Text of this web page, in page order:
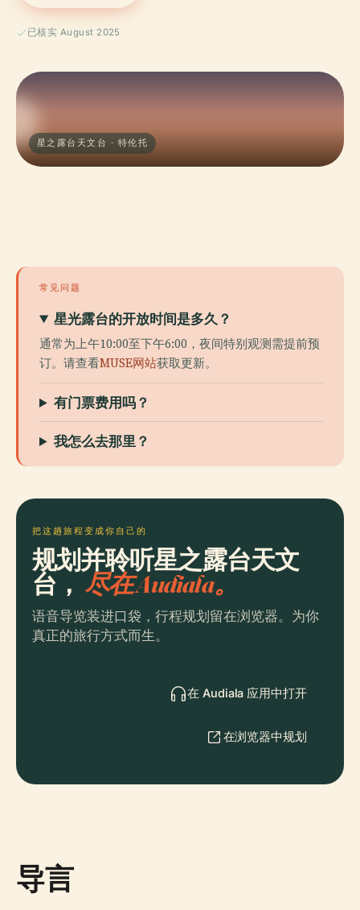
已核实 August 2025
星之露台天文台 · 特伦托
常见问题
星光露台的开放时间是多久？
通常为上午10:00至下午6:00，夜间特别观测需提前预
订。请查看MUSE网站获取更新。
有门票费用吗？
我怎么去那里？
把这趟旅程变成你自己的
规划并聆听星之露台天文
台， 尽在 Audiala。
语音导览装进口袋，行程规划留在浏览器。为你
真正的旅行方式而生。
在 Audiala 应用中打开
在浏览器中规划
导言